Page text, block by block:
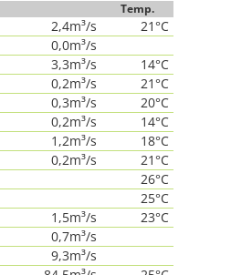
Temp.
2,4m³/s
21°C
0,0m³/s
3,3m³/s
14°C
0,2m³/s
21°C
0,3m³/s
20°C
0,2m³/s
14°C
1,2m³/s
18°C
0,2m³/s
21°C
26°C
25°C
1,5m³/s
23°C
0,7m³/s
9,3m³/s